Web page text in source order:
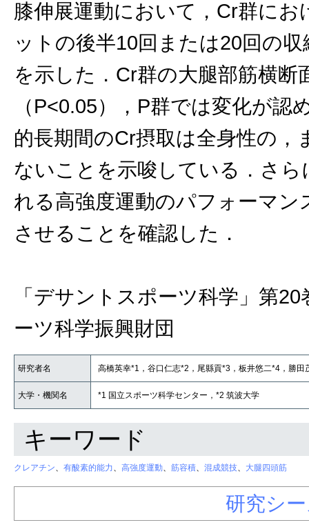
膝伸展運動において，Cr群に
ットの後半10回または20回の
を示した．Cr群の大腿部筋横
（P<0.05），P群では変化が
的長期間のCr摂取は全身性の
ないことを示唆している．さ
れる高強度運動のパフォーマ
させることを確認した．
「デサントスポーツ科学」第
ーツ科学振興財団
研究者名 高橋英幸*1，谷口仁志*2，尾縣貢*3，板井悠二*4，勝田
大学・機関名 *1 国立スポーツ科学センター，*2 筑波大学
キーワード
クレアチン、 有酸素的能力、 高強度運動、 筋容積、 混成競技、 大腿四頭筋
研究シ